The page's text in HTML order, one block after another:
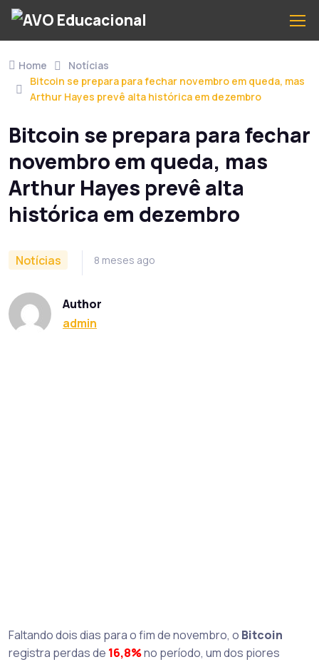
Home
Notícias
Bitcoin se prepara para fechar novembro em queda, mas
Arthur Hayes prevê alta histórica em dezembro
Bitcoin se prepara para fechar
novembro em queda, mas
Arthur Hayes prevê alta
histórica em dezembro
Notícias 8 meses ago
Author
admin
Faltando dois dias para o fim de novembro, o Bitcoin
registra perdas de 16,8%no período, um dos piores